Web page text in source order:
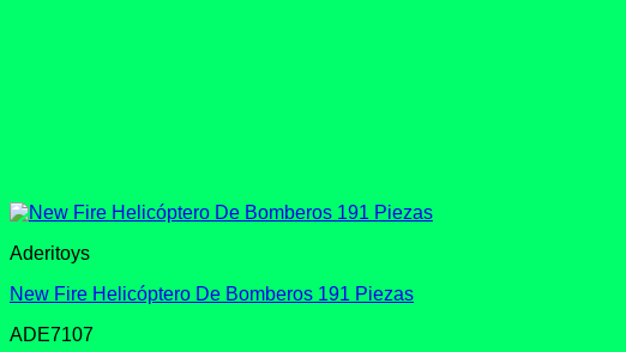
Aderitoys
New Fire Helicóptero De Bomberos 191 Piezas
ADE7107